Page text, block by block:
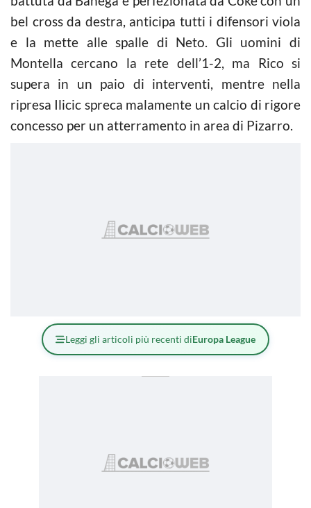
bel cross da destra, anticipa tutti i difensori viola
e la mette alle spalle di Neto. Gli uomini di
Montella cercano la rete dell’1-2, ma Rico si
supera in un paio di interventi, mentre nella
ripresa Ilicic spreca malamente un calcio di rigore
concesso per un atterramento in area di Pizarro.
Leggi gli articoli più recenti diEuropa League